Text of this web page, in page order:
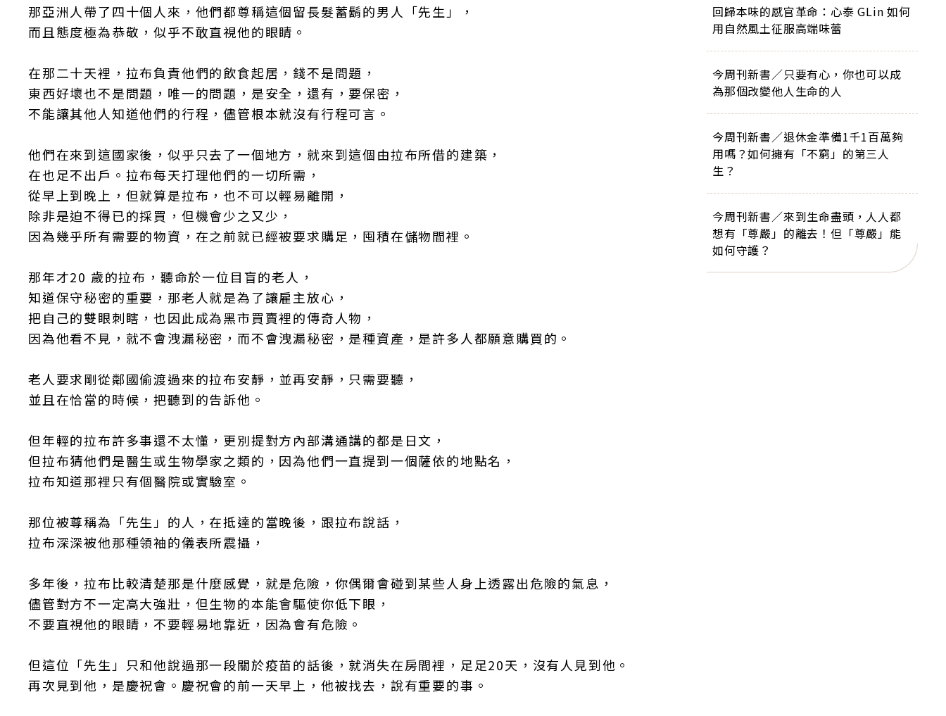
那亞洲人帶了四十個人來，他們都尊稱這個留長髮蓄鬍的男人「先生」，
而且態度極為恭敬，似乎不敢直視他的眼睛。
在那二十天裡，拉布負責他們的飲食起居，錢不是問題，
東西好壞也不是問題，唯一的問題，是安全，還有，要保密，
不能讓其他人知道他們的行程，儘管根本就沒有行程可言。
他們在來到這國家後，似乎只去了一個地方，就來到這個由拉布所借的建築，
在也足不出戶。拉布每天打理他們的一切所需，
從早上到晚上，但就算是拉布，也不可以輕易離開，
除非是迫不得已的採買，但機會少之又少，
因為幾乎所有需要的物資，在之前就已經被要求購足，囤積在儲物間裡。
那年才20 歲的拉布，聽命於一位目盲的老人，
知道保守秘密的重要，那老人就是為了讓雇主放心，
把自己的雙眼刺瞎，也因此成為黑市買賣裡的傳奇人物，
因為他看不見，就不會洩漏秘密，而不會洩漏秘密，是種資產，是許多人都願意購買的。
老人要求剛從鄰國偷渡過來的拉布安靜，並再安靜，只需要聽，
並且在恰當的時候，把聽到的告訴他。
但年輕的拉布許多事還不太懂，更別提對方內部溝通講的都是日文，
但拉布猜他們是醫生或生物學家之類的，因為他們一直提到一個薩依的地點名，
拉布知道那裡只有個醫院或實驗室。
那位被尊稱為「先生」的人，在抵達的當晚後，跟拉布說話，
拉布深深被他那種領袖的儀表所震攝，
多年後，拉布比較清楚那是什麼感覺，就是危險，你偶爾會碰到某些人身上透露出危險的氣息，
儘管對方不一定高大強壯，但生物的本能會驅使你低下眼，
不要直視他的眼睛，不要輕易地靠近，因為會有危險。
但這位「先生」只和他說過那一段關於疫苗的話後，就消失在房間裡，足足20天，沒有人見到他。
再次見到他，是慶祝會。慶祝會的前一天早上，他被找去，說有重要的事。
回歸本味的感官革命：心泰 GLin 如何
用自然風土征服高端味蕾
今周刊新書／只要有心，你也可以成
為那個改變他人生命的人
今周刊新書／退休金準備1千1百萬夠
用嗎？如何擁有「不窮」的第三人
生？
今周刊新書／來到生命盡頭，人人都
想有「尊嚴」的離去！但「尊嚴」能
如何守護？